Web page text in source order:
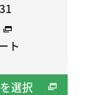
ト
選択